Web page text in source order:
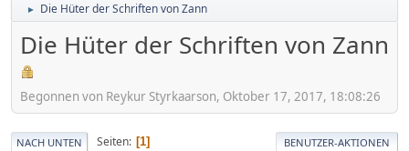
► Die Hüter der Schriften von Zann
Die Hüter der Schriften von Zann
Begonnen von Reykur Styrkaarson, Oktober 17, 2017, 18:08:26
NACH UNTEN Seiten 1 BENUTZER-AKTIONEN